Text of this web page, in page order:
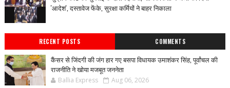
'आदेश', दस्तावेज फेंके, सुरक्षा कर्मियों ने बाहर निकाला
RECENT POSTS COMMENTS
कैंसर से जिंदगी की जंग हार गए बसपा विधायक उमाशंकर सिंह, पूर्वांचल की
राजनीति ने खोया मजबूत जननेता
Ballia Express Aug 06, 2026